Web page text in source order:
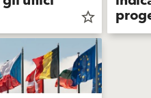
star_border